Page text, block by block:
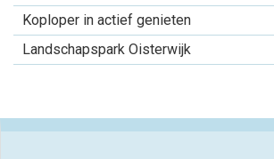
Koploper in actief genieten
Landschapspark Oisterwijk